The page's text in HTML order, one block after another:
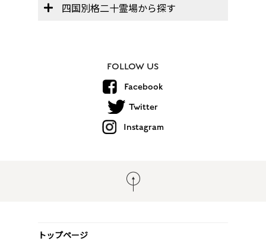
四国別格二十霊場から探す
FOLLOW US
Facebook
Twitter
Instagram
トップページ